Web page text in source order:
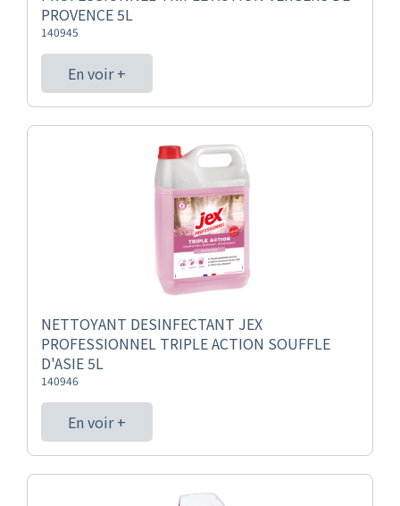
PROVENCE 5L
140945
En voir +
NETTOYANT DESINFECTANT JEX
PROFESSIONNEL TRIPLE ACTION SOUFFLE
D'ASIE 5L
140946
En voir +